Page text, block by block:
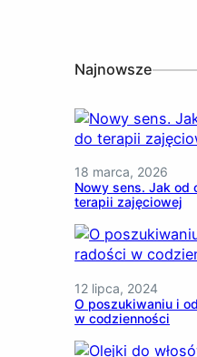
Najnowsze
18 marca, 2026
Nowy sens. Jak od
terapii zajęciowej
12 lipca, 2024
O poszukiwaniu i
w codzienności